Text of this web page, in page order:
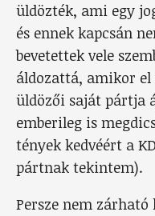
üldözték, ami egy
és ennek kapcsán
bevetettek vele
áldozattá, amikor
üldözői saját pártja
emberileg is
tények kedvéért a
pártnak tekintem).
Persze nem